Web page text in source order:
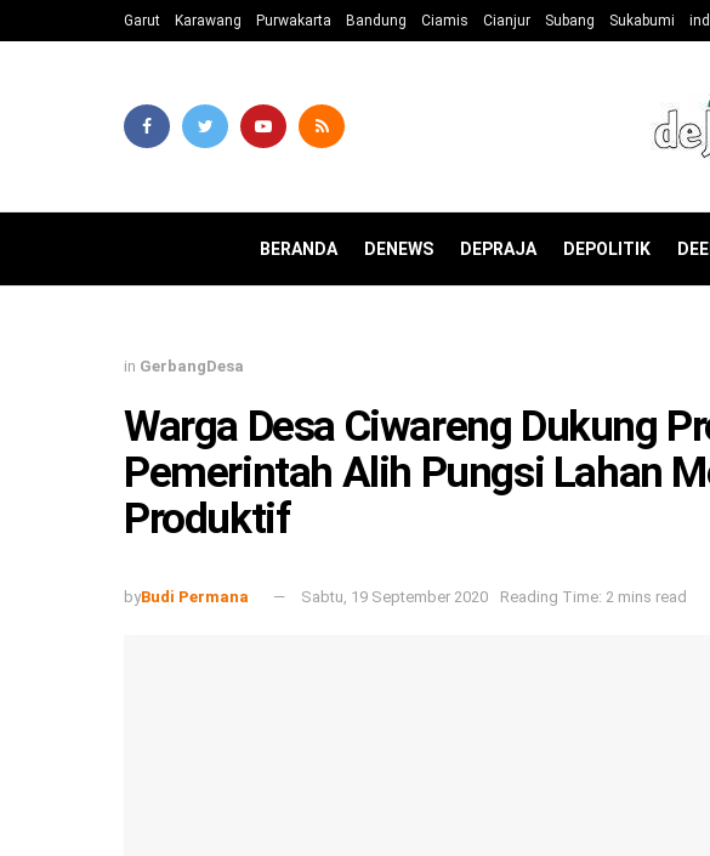
Garut Karawang Purwakarta Bandung Ciamis Cianjur Subang Sukabumi
BERANDA DENEWS DEPRAJA DEPOLITIK
in GerbangDesa
Warga Desa Ciwareng Dukung
Pemerintah Alih Pungsi Lahan
Produktif
byBudi Permana Sabtu, 19 September 2020 Reading Time: 2 mins read